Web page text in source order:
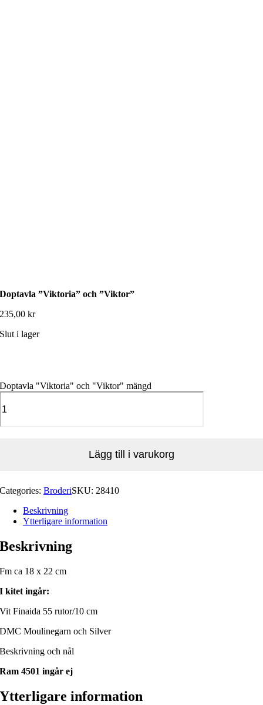
Doptavla ”Viktoria” och ”Viktor”
235,00kr
Slut i lager
Doptavla "Viktoria" och "Viktor" mängd
Lägg till i varukorg
Categories:BroderiSKU: 28410
Beskrivning
Ytterligare information
Beskrivning
Fm ca 18 x 22 cm
I kitet ingår:
Vit Finaida 55 rutor/10 cm
DMC Moulinegarn och Silver
Beskrivning och nål
Ram 4501 ingår ej
Ytterligare information